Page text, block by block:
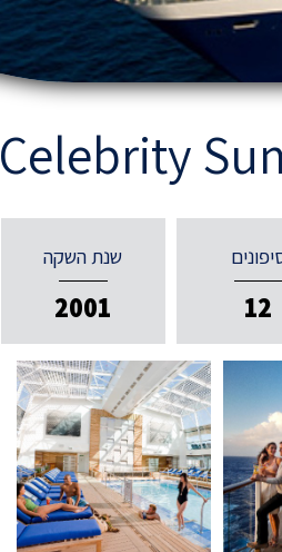
Celebrity
12
שנת השקה
2001